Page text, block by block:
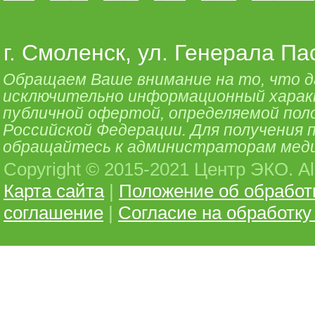
г. Смоленск, ул. Генерала
Обращаем Ваше внимание на то, что
исключительно информационный
публичной офертой, определяемой
Российской Федерации. Для
обращайтесь к администраторам
Copyright © 2015-2021 Центр ЭКО.
Карта сайта| Положение об
соглашение | Согласие на